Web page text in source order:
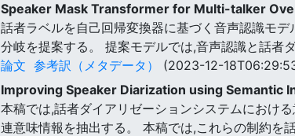
Speaker Mask Transformer for Multi-talker
話者ラベルを自己回帰変換器に基づく音声認識モ
分岐を提案する。 提案モデルでは,音声認識と話者
論文 参考訳（メタデータ）
(2023-12-
Improving Speaker Diarization using Semantic
本稿では,話者ダイアリゼーションシステムにおけ
連意味情報を抽出する。 本稿では,これらの制約を